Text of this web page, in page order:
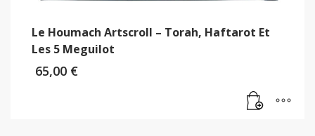
Le Houmach Artscroll – Torah, Haftarot Et
Les 5 Meguilot
65,00 €